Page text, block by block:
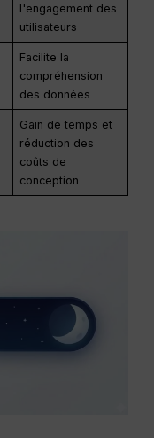
l'engagement des
utilisateurs
Facilite la
compréhension
des données
Gain de temps et
réduction des
coûts de
conception